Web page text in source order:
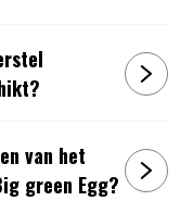
van het
green Egg?